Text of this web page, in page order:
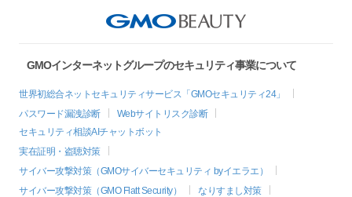
GMOインターネットグループのセキュリティ事業について
世界初総合ネットセキュリティサービス「GMOセキュリティ24」
パスワード漏洩診断
Webサイトリスク診断
セキュリティ相談AIチャットボット
実在証明・盗聴対策
サイバー攻撃対策（GMOサイバーセキュリティ byイエラエ）
サイバー攻撃対策（GMO Flatt Security）
なりすまし対策